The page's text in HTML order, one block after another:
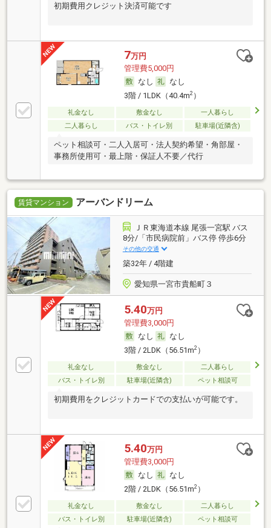
初期費用クレジット決済可能です
7万円
管理費5,000円
なし
なし
3階 / 1LDK（40.4m2）
礼金なし 敷金なし
一人暮らし
二人暮らし
バス・トイレ別 駐車場(近隣含)
ペット相談可・二人入居可・法人契約希望・角部屋・
事務所使用可・最上階・保証人不要／代行
賃貸マンション アーバンドリーム
ＪＲ東海道本線 尾張一宮駅 バス
8分/「市民病院前」バス停 停歩6分
その他の交通
築32年 / 4階建
愛知県一宮市貴船町３
5.40万円
管理費3,000円
なし
なし
3階 / 2LDK（56.51m2）
礼金なし 敷金なし
二人暮らし
バス・トイレ別
駐車場(近隣含) ペット相談可
初期費用をクレジットカードでの支払いが可能です。
5.40万円
管理費3,000円
なし
なし
2階 / 2LDK（56.51m2）
礼金なし 敷金なし
二人暮らし
バス・トイレ別
駐車場(近隣含) ペット相談可